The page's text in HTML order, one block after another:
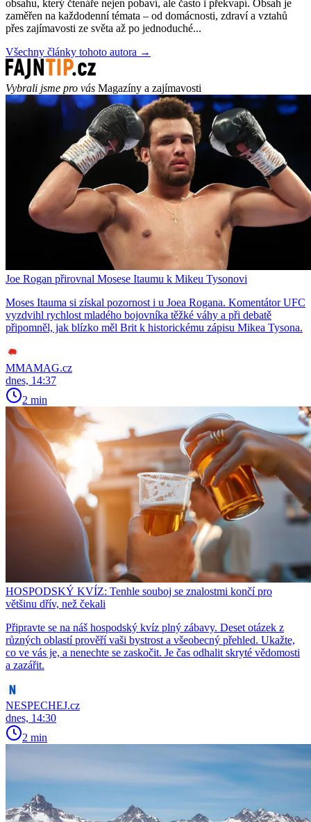
obsahu, který čtenáře nejen pobaví, ale často i překvapí. Obsah je
zaměřen na každodenní témata – od domácnosti, zdraví a vztahů
přes zajímavosti ze světa až po jednoduché...
Všechny články tohoto autora →
Vybrali jsme pro vás Magazíny a zajímavosti
Joe Rogan přirovnal Mosese Itaumu k Mikeu Tysonovi
Moses Itauma si získal pozornost i u Joea Rogana. Komentátor UFC
vyzdvihl rychlost mladého bojovníka těžké váhy a při debatě
připomněl, jak blízko měl Brit k historickému zápisu Mikea Tysona.
MMAMAG.cz
dnes, 14:37
2 min
HOSPODSKÝ KVÍZ: Tenhle souboj se znalostmi končí pro
většinu dřív, než čekali
Připravte se na náš hospodský kvíz plný zábavy. Deset otázek z
různých oblastí prověří vaši bystrost a všeobecný přehled. Ukažte,
co ve vás je, a nenechte se zaskočit. Je čas odhalit skryté vědomosti
a zazářit.
NESPECHEJ.cz
dnes, 14:30
2 min